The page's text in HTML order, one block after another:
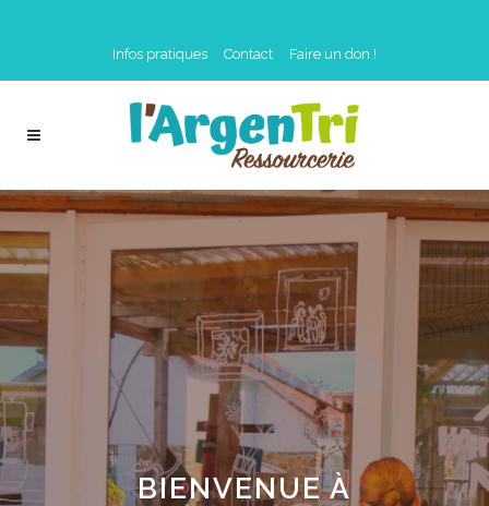
Infos pratiques Contact Faire un don !
BIENVENUE À